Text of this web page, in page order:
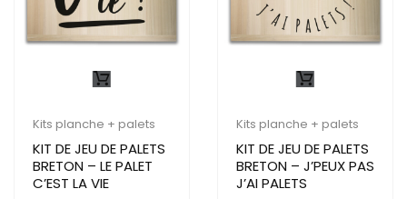
Kits planche + palets
KIT DE JEU DE PALETS
BRETON – LE PALET
C’EST LA VIE
Kits planche + palets
KIT DE JEU DE PALETS
BRETON – J’PEUX PAS
J’AI PALETS